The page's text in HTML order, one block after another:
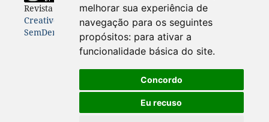
melhorar sua experiência de
navegação para os seguintes
propósitos: para ativar a
funcionalidade básica do site.
Concordo
Eu recuso
Revista Letrasestá licenciada com uma Licença
Creative Commons Atribuição-NãoComercial-
SemDerivações 4.0 Internacional .